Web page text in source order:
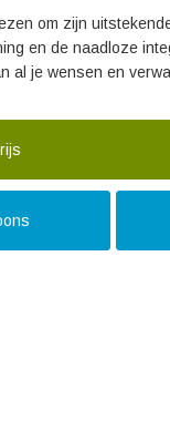
om zijn
en de naadloze
al je wensen en